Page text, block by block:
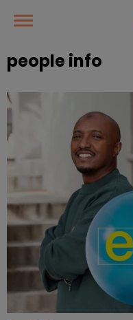
people info